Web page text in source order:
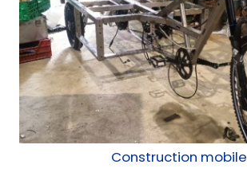
Construction mobile